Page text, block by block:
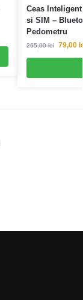
Ceas
si SIM –
Pedometru
265,00lei 79,00